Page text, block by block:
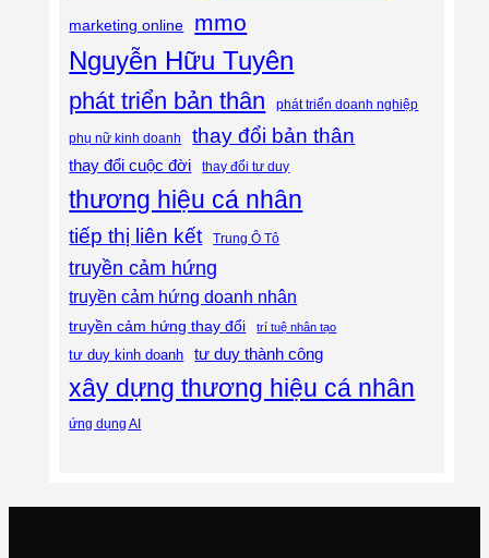
marketing online mmo
Nguyễn Hữu Tuyên
phát triển bản thân phát triển doanh nghiệp
phụ nữ kinh doanh thay đổi bản thân
thay đổi cuộc đời thay đổi tư duy
thương hiệu cá nhân
tiếp thị liên kết Trung Ô Tô
truyền cảm hứng
truyền cảm hứng doanh nhân
truyền cảm hứng thay đổi trí tuệ nhân tạo
tư duy kinh doanh tư duy thành công
xây dựng thương hiệu cá nhân
ứng dụng AI